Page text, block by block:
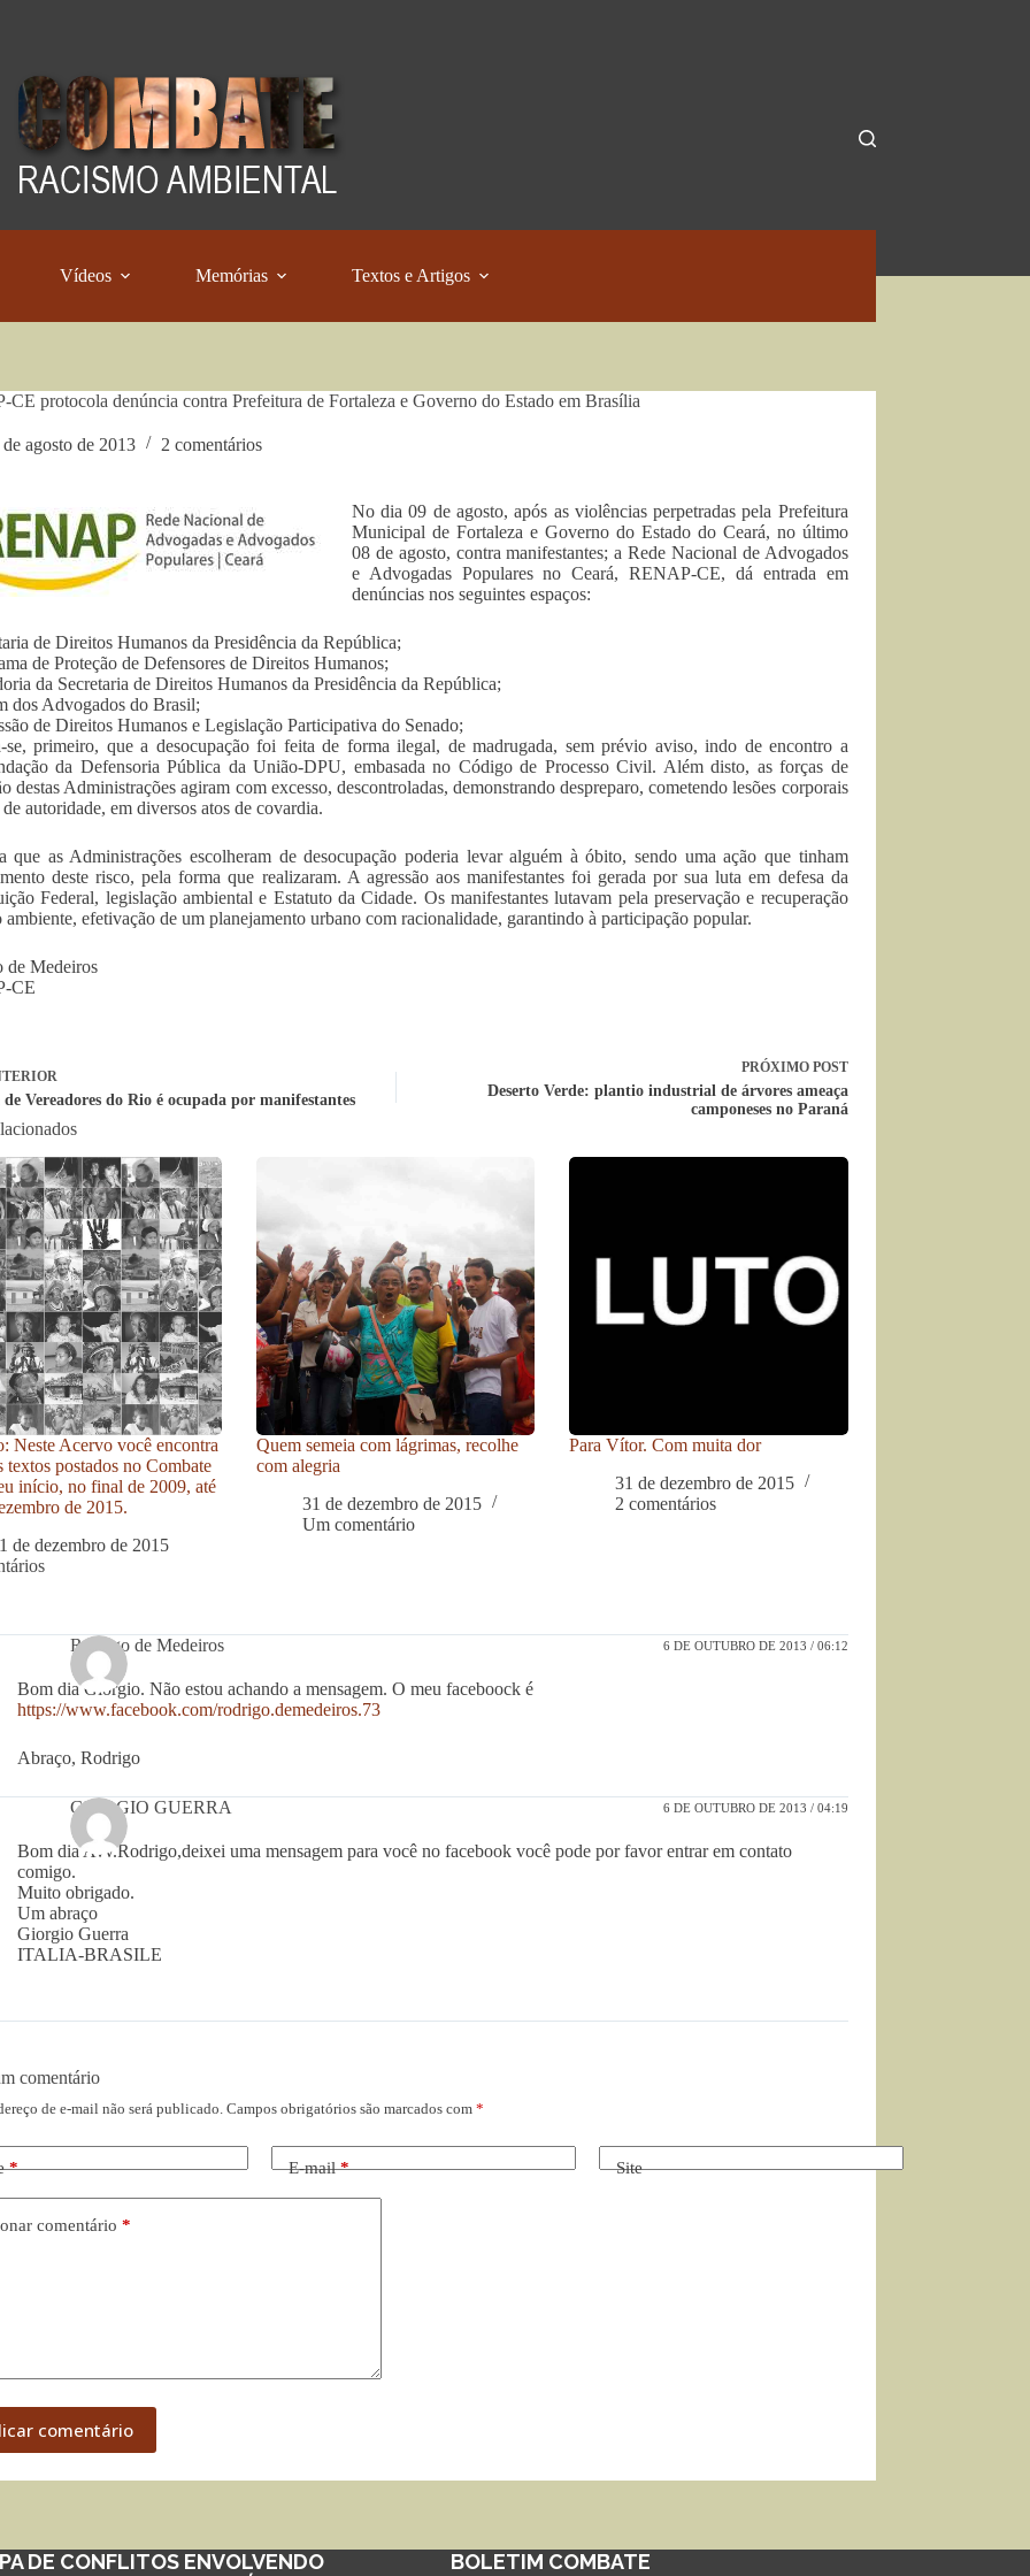
Vídeos Memórias Textos e Artigos
CE protocola denúncia contra Prefeitura de Fortaleza e Governo do Estado em Brasília
agosto de 2013 2 comentários
No dia 09 de agosto, após as violências perpetradas pela Prefeitura
Municipal de Fortaleza e Governo do Estado do Ceará, no último
08 de agosto, contra manifestantes; a Rede Nacional de Advogados
e Advogadas Populares no Ceará, RENAP-CE, dá entrada em
denúncias nos seguintes espaços:
de Direitos Humanos da Presidência da República;
de Proteção de Defensores de Direitos Humanos;
da Secretaria de Direitos Humanos da Presidência da República;
dos Advogados do Brasil;
de Direitos Humanos e Legislação Participativa do Senado;
se, primeiro, que a desocupação foi feita de forma ilegal, de madrugada, sem prévio aviso, indo de encontro a
da Defensoria Pública da União-DPU, embasada no Código de Processo Civil. Além disto, as forças de
destas Administrações agiram com excesso, descontroladas, demonstrando despreparo, cometendo lesões corporais
de autoridade, em diversos atos de covardia.
que as Administrações escolheram de desocupação poderia levar alguém à óbito, sendo uma ação que tinham
deste risco, pela forma que realizaram. A agressão aos manifestantes foi gerada por sua luta em defesa da
Federal, legislação ambiental e Estatuto da Cidade. Os manifestantes lutavam pela preservação e recuperação
ambiente, efetivação de um planejamento urbano com racionalidade, garantindo à participação popular.
de Medeiros
CE
Vereadores do Rio é ocupada por manifestantes
PRÓXIMO POST
Deserto Verde: plantio industrial de árvores ameaça
camponeses no Paraná
Neste Acervo você encontra
textos postados no Combate
início, no final de 2009, até
de 2015.
de dezembro de 2015
Quem semeia com lágrimas, recolhe
com alegria
31 de dezembro de 2015
Um comentário
Para Vítor. Com muita dor
31 de dezembro de 2015
2 comentários
Rodrigo de Medeiros 6 DE OUTUBRO DE 2013 / 06:12
Bom dia Giorgio. Não estou achando a mensagem. O meu faceboock é
https://www.facebook.com/rodrigo.demedeiros.73
Abraço, Rodrigo
GIORGIO GUERRA 6 DE OUTUBRO DE 2013 / 04:19
Bom dia Avv.Rodrigo,deixei uma mensagem para você no facebook você pode por favor entrar em contato
comigo.
Muito obrigado.
Um abraço
Giorgio Guerra
ITALIA-BRASILE
comentário
de e-mail não será publicado. Campos obrigatórios são marcados com *
* E-mail* Site
comentário *
comentário
DE CONFLITOS ENVOLVENDO
BOLETIM COMBATE